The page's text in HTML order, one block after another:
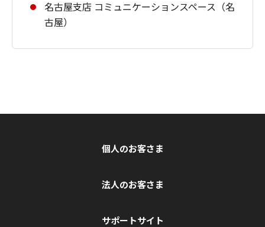
名古屋支店 コミュニケーションスペース（名
古屋）
個人のお客さま
法人のお客さま
サポートサイト